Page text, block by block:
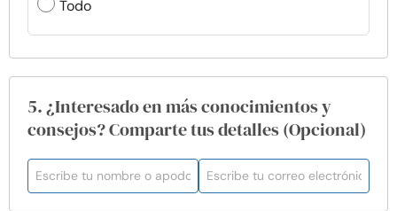
Todo
5. ¿Interesado en más conocimientos y
consejos? Comparte tus detalles (Opcional)